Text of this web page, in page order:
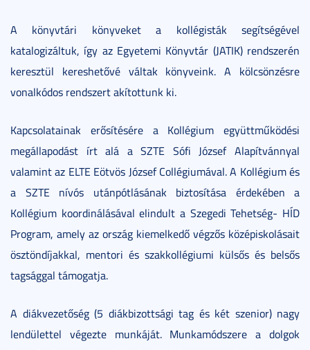
A könyvtári könyveket a kollégisták segítségével
katalogizáltuk, így az Egyetemi Könyvtár (JATIK) rendszerén
keresztül kereshetővé váltak könyveink. A kölcsönzésre
vonalkódos rendszert akítottunk ki.
Kapcsolatainak erősítésére a Kollégium együttműködési
megállapodást írt alá a SZTE Sófi József Alapítvánnyal
valamint az ELTE Eötvös József Collégiumával. A Kollégium és
a SZTE nívós utánpótlásának biztosítása érdekében a
Kollégium koordinálásával elindult a Szegedi Tehetség- HÍD
Program, amely az ország kiemelkedő végzős középiskolásait
ösztöndíjakkal, mentori és szakkollégiumi külsős és belsős
tagsággal támogatja.
A diákvezetőség (5 diákbizottsági tag és két szenior) nagy
lendülettel végezte munkáját. Munkamódszere a dolgok